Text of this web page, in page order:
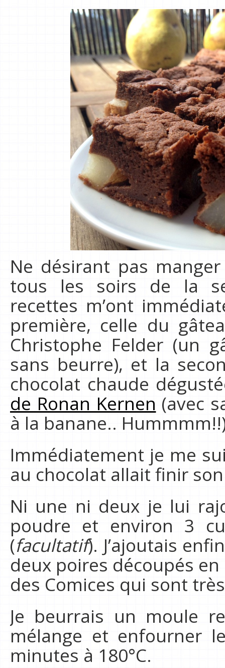
Ne désirant pas
tous les soirs de la
recettes m’ont
première, celle du
Christophe Felder (un
sans beurre), et la
chocolat chaude
de Ronan Kernen (avec
à la banane..
Immédiatement je me
au chocolat allait finir
Ni une ni deux je lui
poudre et environ 3
(facultatif). J’ajoutais
deux poires découpés
des Comices qui sont
Je beurrais un moule
mélange et enfourner
minutes à 180°C.